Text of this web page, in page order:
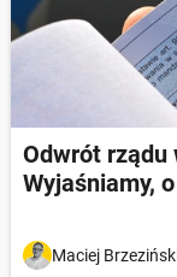
Odwrót rządu
Wyjaśniamy,
Maciej